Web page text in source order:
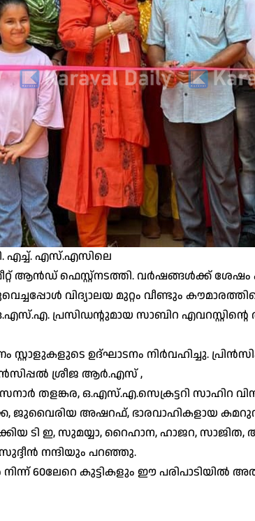
എച്ച്. എസ്.എസിലെ
മീറ്റ് ആൻഡ് ഫെസ്റ്റ്നടത്തി. വർഷങ്ങൾക്ക്
വിദ്യാലയ മുറ്റം വീണ്ടും
പ്രസിഡന്റുമായ സാബിറ
സ്റ്റാളുകളുടെ ഉദ്ഘാടനം നിർവഹിച്ചു.
ശ്രീജ ആർ.എസ് ,
തളങ്കര, ഒ.എസ്.എ.സെക്രട്ടറി സാഹിറ
ജുവൈരിയ അഷറഫ്, ഭാരവാഹികളായ
ടി ഇ, സുമയ്യാ, റൈഹാന, ഹാജറ, സാജിത,
നന്ദിയും പറഞ്ഞു.
നിന്ന് 60ലേറെ കുട്ടികളും ഈ പരിപാടിയിൽ